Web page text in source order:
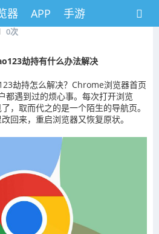
器 APP 手游
0次
劫持有什么办法解决
劫持怎么解决？Chrome浏览器首页
都遇到过的烦心事。每次打开浏览
，取而代之的是一个陌生的导航页。
回来，重启浏览器又恢复原状。